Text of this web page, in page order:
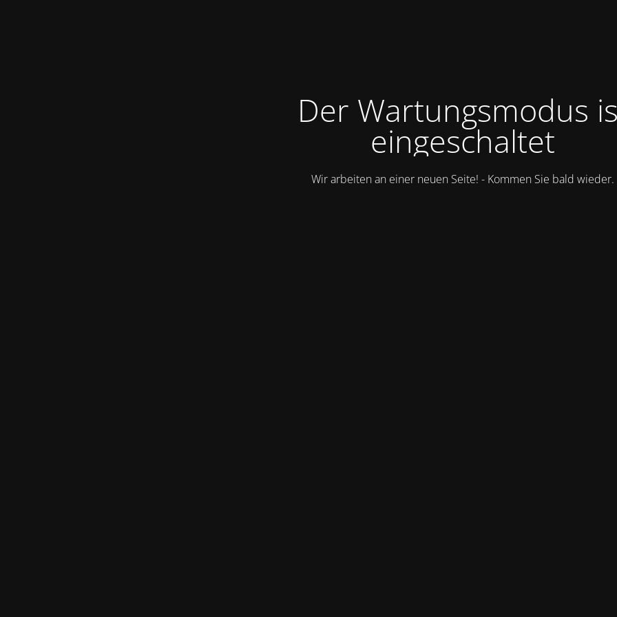
Der Wartungsmodus
eingeschaltet
Wir arbeiten an einer neuen Seite! - Kommen Sie bald wieder.